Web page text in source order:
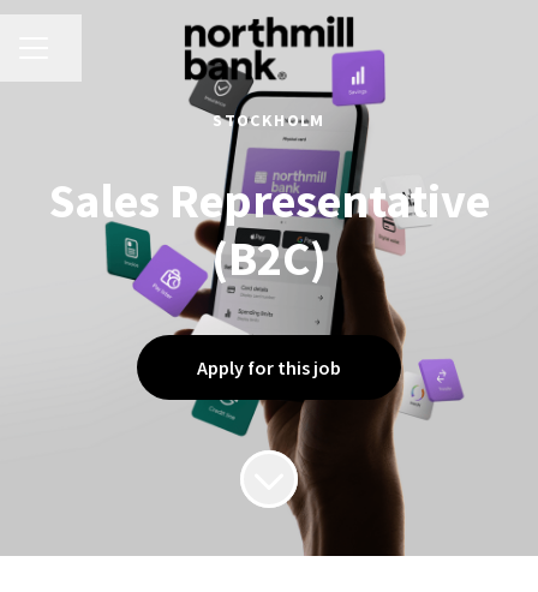
STOCKHOLM
Sales Representative
(B2C)
Apply for this job